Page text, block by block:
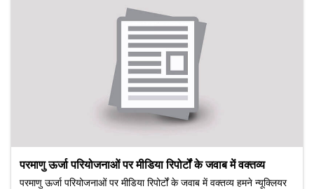
परमाणु ऊर्जा परियोजनाओं पर मीडिया रिपोर्टों के जवाब में वक्तव्य
परमाणु ऊर्जा परियोजनाओं पर मीडिया रिपोर्टों के जवाब में वक्तव्य हमने न्यूक्लियर